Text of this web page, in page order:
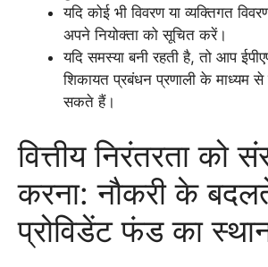
यदि कोई भी विवरण या व्यक्तिगत
अपने नियोक्ता को सूचित करें।
यदि समस्या बनी रहती है, तो आप
शिकायत प्रबंधन प्रणाली के माध्यम
सकते हैं।
वित्तीय निरंतरता को
करना: नौकरी के
प्रोविडेंट फंड का